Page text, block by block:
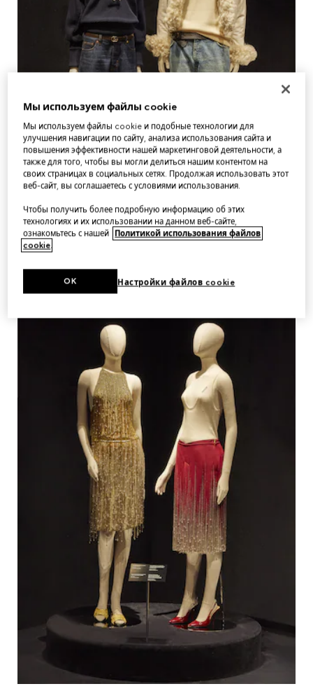
Мы используем файлы cookie
Мы используем файлы cookie и подобные технологии для
улучшения навигации по сайту, анализа использования сайта и
повышения эффективности нашей маркетинговой деятельности, а
также для того, чтобы вы могли делиться нашим контентом на
своих страницах в социальных сетях. Продолжая использовать этот
веб-сайт, вы соглашаетесь с условиями использования.
Чтобы получить более подробную информацию об этих
технологиях и их использовании на данном веб-сайте,
ознакомьтесь с нашей
Политикой использования файлов
cookie.
Настройки файлов cookie
OK